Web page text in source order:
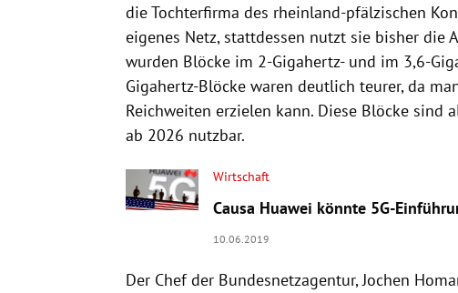
die Tochterfirma des rheinland-pfälzischen
eigenes Netz, stattdessen nutzt sie bisher die
wurden Blöcke im 2-Gigahertz- und im 3,6-
Gigahertz-Blöcke waren deutlich teurer, da
Reichweiten erzielen kann. Diese Blöcke sind
ab 2026 nutzbar.
Wirtschaft
Causa Huawei könnte 5G-
10.06.2019
Der Chef der Bundesnetzagentur,Jochen